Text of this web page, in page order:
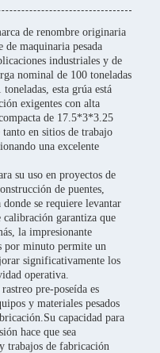
de renombre originaria
maquinaria pesada
industriales y de
nominal de 100 toneladas
esta grúa está
exigentes con alta
de 17.5*3*3.25
en sitios de trabajo
una excelente
su uso en proyectos de
de puentes,
se requiere levantar
calibración garantiza que
la impresionante
por minuto permite un
significativamente los
operativa.
pre-poseída es
y materiales pesados
capacidad para
hace que sea
trabajos de fabricación